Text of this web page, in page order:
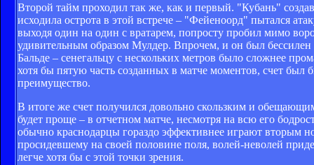
Второй тайм проходил так же, как и первый. "Кубань"
исходила острота в этой встрече – "Фейеноорд" пытался
выходя один на один с вратарем, попросту пробил мимо
удивительным образом Мулдер. Впрочем, и он был бессилен
Бальде – сенегальцу с нескольких метров было сложнее
хотя бы пятую часть созданных в матче моментов, счет
преимущество.
В итоге же счет получился довольно скользким и
будет проще – в отчетном матче, несмотря на всю его
обычно краснодарцы гораздо эффективнее играют вторым
просидевшему на своей половине поля, волей-неволей
легче хотя бы с этой точки зрения.